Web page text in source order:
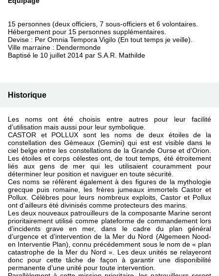
15 personnes (deux officiers, 7 sous-officiers et 6 volontaires.
Hébergement pour 15 personnes supplémentaires.
Devise : Per Omnia Tempora Vigilo (En tout temps je veille).
Ville marraine : Dendermonde
Baptisé le 10 juillet 2014 par S.A.R. Mathilde
Historique
Les noms ont été choisis entre autres pour leur facilité
d’utilisation mais aussi pour leur symbolique.
CASTOR et POLLUX sont les noms de deux étoiles de la
constellation des Gémeaux (Gemini) qui est est visible dans le
ciel belge entre les constellations de la Grande Ourse et d’Orion.
Les étoiles et corps célestes ont, de tout temps, été étroitement
liés aux gens de mer qui les utilisaient couramment pour
déterminer leur position et naviguer en toute sécurité.
Ces noms se réfèrent également à des figures de la mythologie
grecque puis romaine, les frères jumeaux immortels Castor et
Pollux. Célèbres pour leurs nombreux exploits, Castor et Pollux
ont d’ailleurs été divinisés comme protecteurs des marins.
Les deux nouveaux patrouilleurs de la composante Marine seront
prioritairement utilisé comme plateforme de commandement lors
d’incidents grave en mer, dans le cadre du plan général
d’urgence et d’intervention de la Mer du Nord (Algemeen Nood-
en Interventie Plan), connu précédemment sous le nom de « plan
catastrophe de la Mer du Nord ». Les deux unités se relayeront
donc pour cette tâche de façon à garantir une disponibilité
permanente d’une unité pour toute intervention.